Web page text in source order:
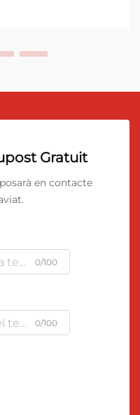
Gratuit
en contacte
0/100
0/100